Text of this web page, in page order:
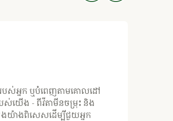
ៃរបស់អ្នក ឬបំពេញតាមគោលដៅ
បស់យើង - ពីវីតាមីនចម្រុះ និង
យ៉ាងពិសេសដើម្បីជួយអ្នក